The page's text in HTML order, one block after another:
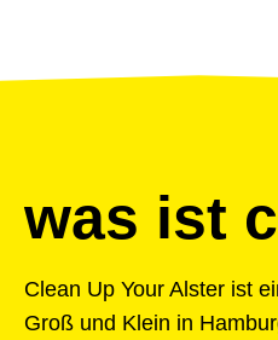
was ist
Clean Up Your Alster ist
Groß und Klein in